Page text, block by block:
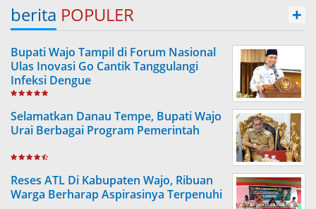
berita POPULER +
Bupati Wajo Tampil di Forum Nasional
Ulas Inovasi Go Cantik Tanggulangi
Infeksi Dengue
Selamatkan Danau Tempe, Bupati Wajo
Urai Berbagai Program Pemerintah
Reses ATL Di Kabupaten Wajo, Ribuan
Warga Berharap Aspirasinya Terpenuhi